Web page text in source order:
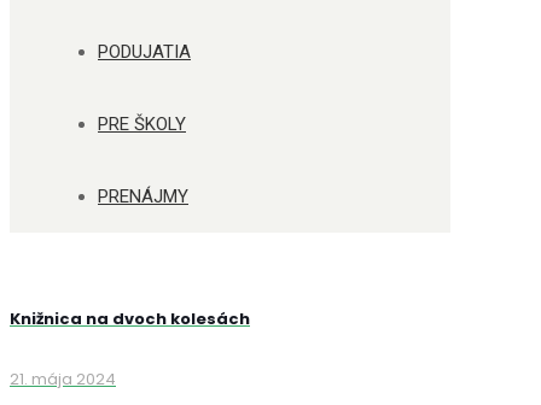
PODUJATIA
PRE ŠKOLY
PRENÁJMY
Knižnica na dvoch kolesách
21. mája 2024